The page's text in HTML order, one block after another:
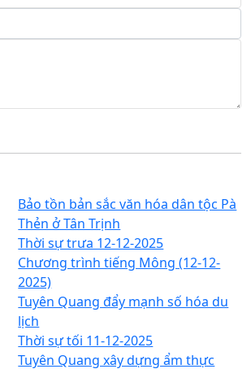
Bảo tồn bản sắc văn hóa dân tộc Pà
Thẻn ở Tân Trịnh
Thời sự trưa 12-12-2025
Chương trình tiếng Mông (12-12-
2025)
Tuyên Quang đẩy mạnh số hóa du
lịch
Thời sự tối 11-12-2025
Tuyên Quang xây dựng ẩm thực